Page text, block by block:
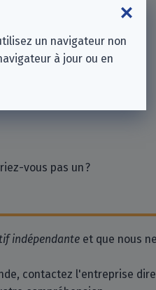
vous pas un ?
indépendante et que nous
contactez l'entreprise
un navigateur non
à jour ou en